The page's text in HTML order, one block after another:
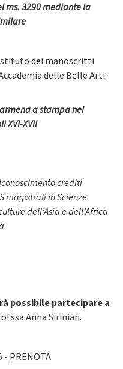
ms. 3290 mediante la
dei manoscritti
delle Belle Arti
a stampa nel
XVI-XVII
crediti
magistrali in Scienze
dell’Asia e dell’Africa
possibile partecipare a
Anna Sirinian.
- PRENOTA